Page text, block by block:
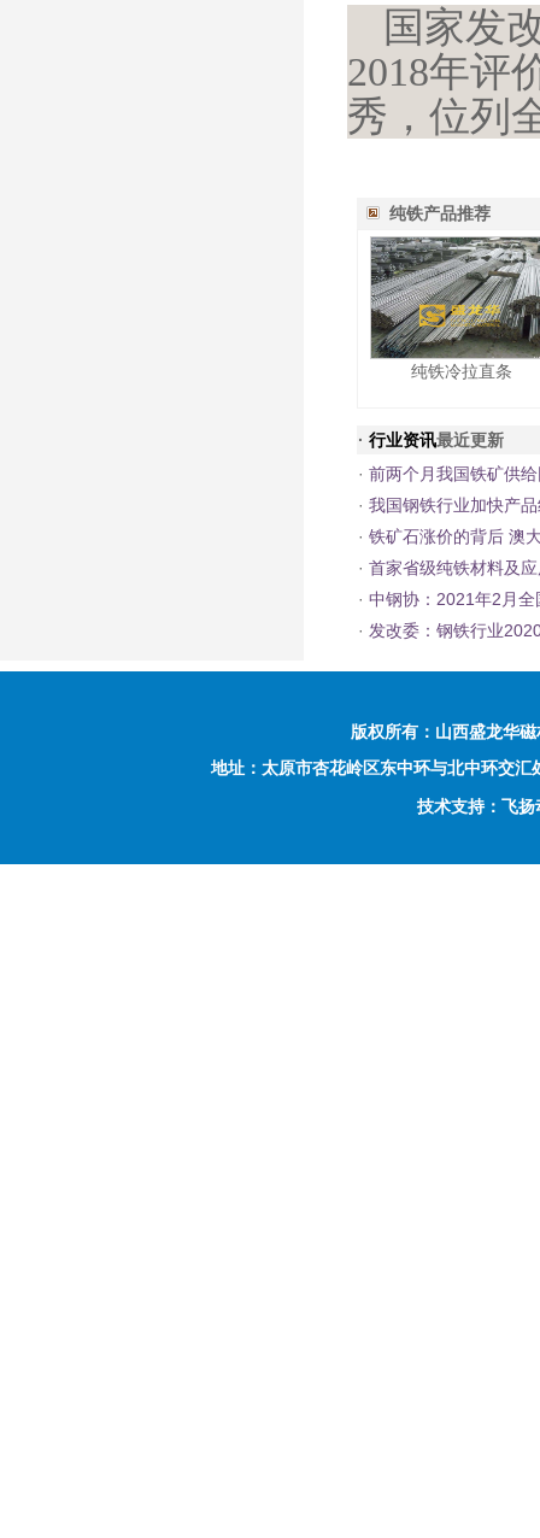
国家发
2018年评
秀，位列
纯铁产品推荐
纯铁冷拉直条
· 行业资讯最近更新
· 前两个月我国铁矿供
· 我国钢铁行业加快产
· 铁矿石涨价的背后 澳
· 首家省级纯铁材料及
· 中钢协：2021年2月全
· 发改委：钢铁行业
版权所有： 山西盛龙华
地址：太原市杏花岭区东中环与北中环交
技术支持：飞扬